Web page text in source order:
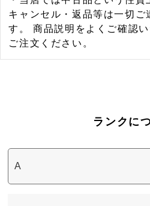
キャンセル・返品等は一切ご
す。 商品説明をよくご確認
ご注文ください。
ランクに